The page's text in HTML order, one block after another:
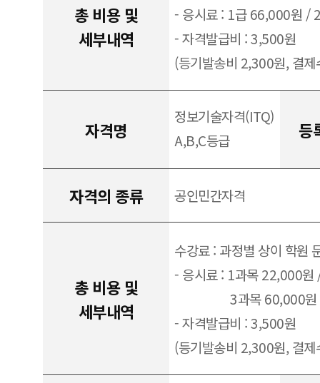
총 비용 및
세부내역
- 응시료 : 1급 66,000원 /
- 자격발급비 : 3,500원
(등기발송비 2,300원, 결
자격명
정보기술자격(ITQ)
A,B,C등급
등
자격의 종류 공인민간자격
총 비용 및
세부내역
수강료 : 과정별 상이 학원
- 응시료 : 1과목 22,000
3과목 60,000원
- 자격발급비 : 3,500원
(등기발송비 2,300원, 결